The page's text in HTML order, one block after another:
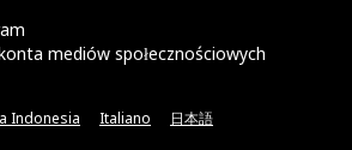
mediów społecznościowych
Indonesia Italiano 日本語